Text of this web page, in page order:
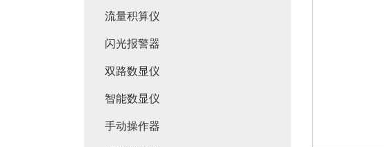
流量积算仪
闪光报警器
双路数显仪
智能数显仪
手动操作器